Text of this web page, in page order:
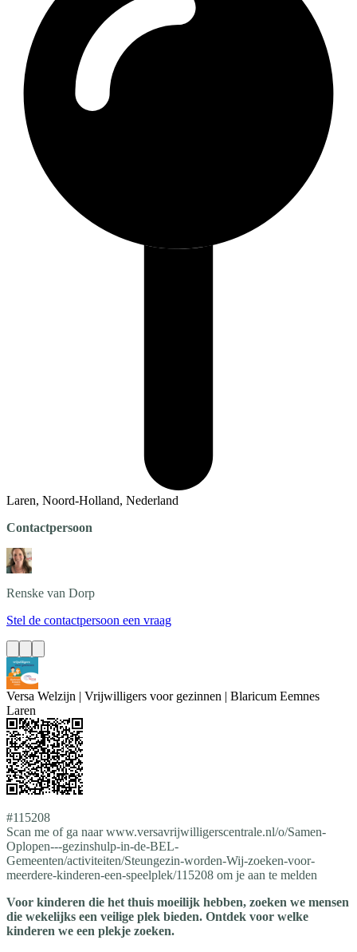
Laren, Noord-Holland, Nederland
Contactpersoon
Renske van Dorp
Stel de contactpersoon een vraag
Versa Welzijn | Vrijwilligers voor gezinnen | Blaricum Eemnes
Laren
#115208
Scan me of ga naar www.versavrijwilligerscentrale.nl/o/Samen-
Oplopen---gezinshulp-in-de-BEL-
Gemeenten/activiteiten/Steungezin-worden-Wij-zoeken-voor-
meerdere-kinderen-een-speelplek/115208 om je aan te melden
Voor kinderen die het thuis moeilijk hebben, zoeken we mensen
die wekelijks een veilige plek bieden. Ontdek voor welke
kinderen we een plekje zoeken.